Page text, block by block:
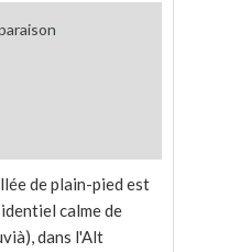
de plain-pied est
calme de
dans l'Alt